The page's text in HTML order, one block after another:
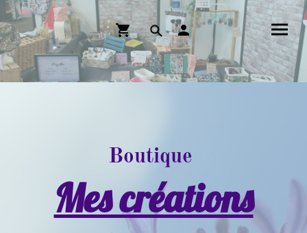
Boutique
Mes créations